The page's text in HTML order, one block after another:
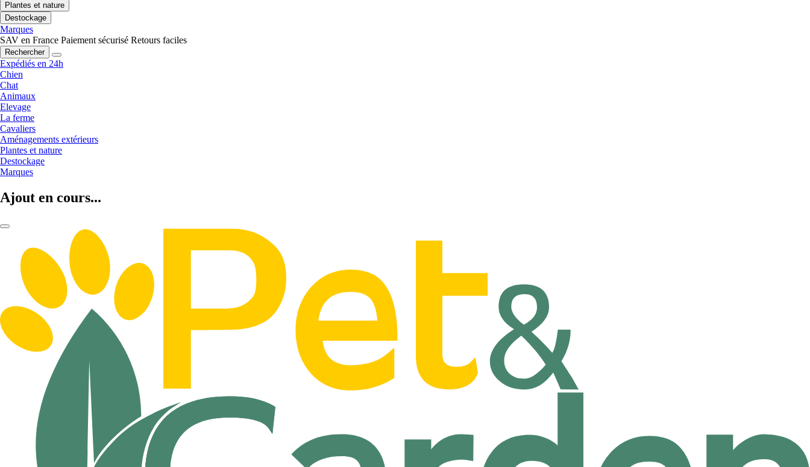
Plantes et nature
Destockage
Marques
SAV en France Paiement sécurisé Retours faciles
Rechercher
Expédiés en 24h
Chien
Chat
Animaux
Elevage
La ferme
Cavaliers
Aménagements extérieurs
Plantes et nature
Destockage
Marques
Ajout en cours...